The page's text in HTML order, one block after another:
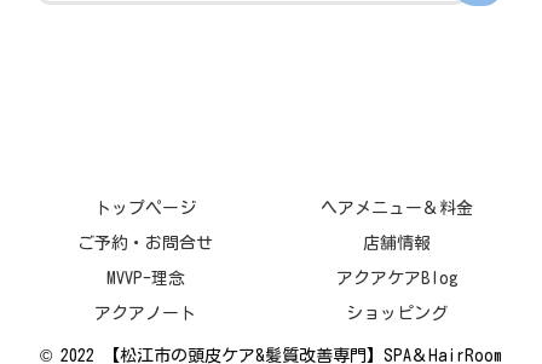
トップページ ヘアメニュー＆料金
ご予約・お問合せ 店舗情報
MVVP-理念 アクアケアBlog
アクアノート ショッピング
© 2022 【松江市の頭皮ケア&髪質改善専門】SPA＆HairRoom